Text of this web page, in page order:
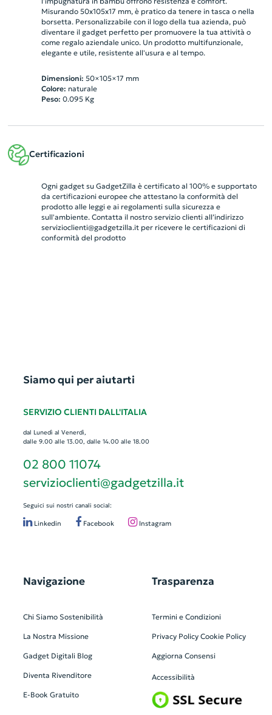
Misurando 50x105x17 mm, è pratico da tenere in tasca o nella
borsetta. Personalizzabile con il logo della tua azienda, può
diventare il gadget perfetto per promuovere la tua attività o
come regalo aziendale unico. Un prodotto multifunzionale,
elegante e utile, resistente all'usura e al tempo.
Dimensioni: 50×105×17 mm
Colore: naturale
Peso: 0.095Kg
Certificazioni
Ogni gadget su GadgetZilla è certificato al 100% e supportato
da certificazioni europee che attestano la conformità del
prodotto alle leggi e ai regolamenti sulla sicurezza e
sull'ambiente. Contatta il nostro servizio clienti all’indirizzo
servizioclienti@gadgetzilla.itper ricevere le certificazioni di
conformità del prodotto
Siamo qui per aiutarti
SERVIZIO CLIENTI DALL'ITALIA
dal Lunedì al Venerdì,
dalle 9.00 alle 13.00, dalle 14.00 alle 18.00
02 800 11074
servizioclienti@gadgetzilla.it
Seguici sui nostri canali social:
Linkedin Facebook Instagram
Navigazione
Chi Siamo Sostenibilità
La Nostra Missione
Gadget Digitali Blog
Diventa Rivenditore
E-Book Gratuito
Trasparenza
Termini e Condizioni
Privacy Policy Cookie Policy
Aggiorna Consensi
Accessibilità